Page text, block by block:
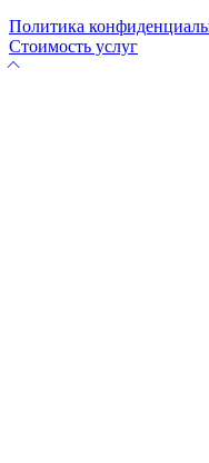
Политика
Стоимость услуг